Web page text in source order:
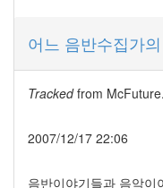
어느 음반수집가
Trackedfrom
2007/12/17 22:06
음반이야기들과 음악이
2.0
일
상
적
기
무